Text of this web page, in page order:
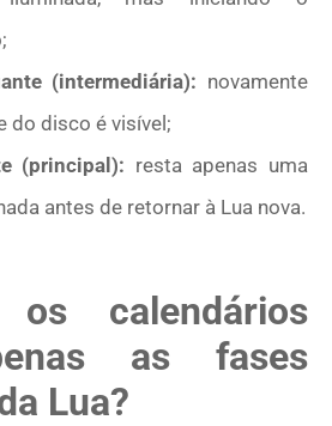
(intermediária): novamente
do disco é visível;
(principal): resta apenas uma
antes de retornar à Lua nova.
calendários
as fases
Lua?